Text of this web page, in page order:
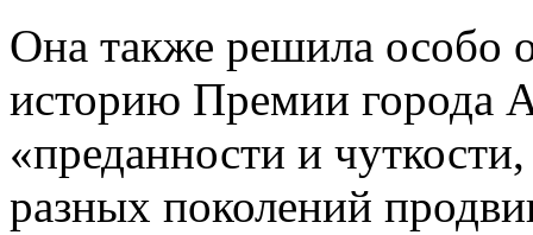
Она также решила особо
историю Премии города
«преданности и
разных поколений